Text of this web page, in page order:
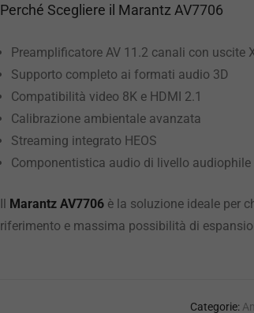
Perché Scegliere il Marantz AV7706
Preamplificatore AV 11.2 canali con uscite
Supporto completo ai formati audio 3D
Compatibilità video 8K e HDMI 2.1
Calibrazione ambientale avanzata
Streaming integrato HEOS
Componentistica audio di livello audiophile
Il Marantz AV7706 è la soluzione ideale per
riferimento e massima possibilità di
Categorie: